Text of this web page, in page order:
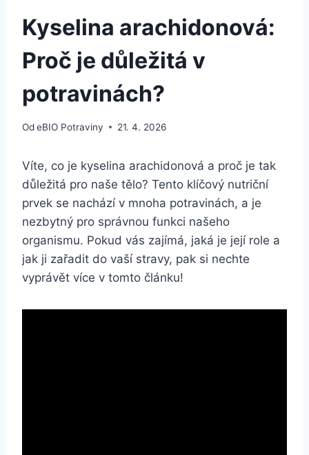
Kyselina arachidonová:
Proč je důležitá v
potravinách?
OdeBIO Potraviny 21. 4. 2026
Víte, co je kyselina arachidonová a proč je tak
důležitá pro naše tělo? Tento klíčový nutriční
prvek se nachází v mnoha potravinách, a je
nezbytný pro správnou funkci našeho
organismu. Pokud vás zajímá, jaká je její role a
jak ji zařadit do vaší stravy, pak si nechte
vyprávět více v tomto článku!